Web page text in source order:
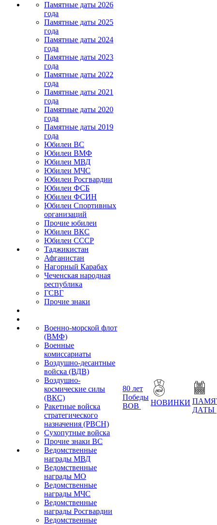
Памятные даты 2026
года
Памятные даты 2025
года
Памятные даты 2024
года
Памятные даты 2023
года
Памятные даты 2022
года
Памятные даты 2021
года
Памятные даты 2020
года
Памятные даты 2019
года
Юбилеи ВС
Юбилеи ВМФ
Юбилеи МВД
Юбилеи МЧС
Юбилеи Росгвардии
Юбилеи ФСБ
Юбилеи ФСИН
Юбилеи Спортивных
организаций
Прочие юбилеи
Юбилеи ВКС
Юбилеи СССР
Таджикистан
Афганистан
Нагорный Карабах
Чеченская народная
республика
ГСВГ
Прочие знаки
Военно-морской флот
(ВМФ)
Военные
комиссариаты
Воздушно-десантные
войска (ВДВ)
Воздушно-
космические силы
(ВКС)
Ракетные войска
стратегического
назначения (РВСН)
Сухопутные войска
Прочие знаки ВС
Ведомственные
награды МВД
Ведомственные
награды МО
Ведомственные
награды МЧС
Ведомственные
награды Росгвардии
Ведомственные
80 лет
Победы
ВОВ
НОВИНКИ
ДАТЫ